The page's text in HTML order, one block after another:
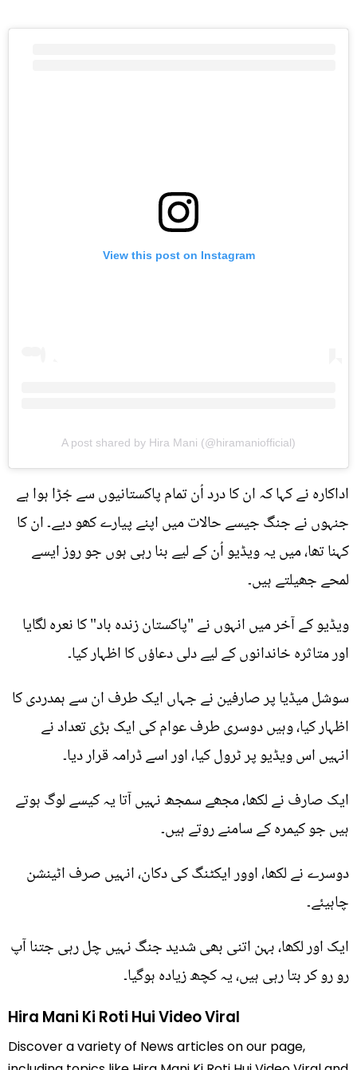
View this post on Instagram
A post shared by Hira Mani (@hiramaniofficial)
اداکارہ نے کہا کہ ان کا درد اُن تمام پاکستانیوں سے جُڑا ہوا ہے
جنہوں نے جنگ جیسے حالات میں اپنے پیارے کھو دیے۔ ان کا
کہنا تھا، میں یہ ویڈیو اُن کے لیے بنا رہی ہوں جو روز ایسے
لمحے جھیلتے ہیں۔
ویڈیو کے آخر میں انہوں نے "پاکستان زندہ باد" کا نعرہ لگایا
اور متاثرہ خاندانوں کے لیے دلی دعاؤں کا اظہار کیا۔
سوشل میڈیا پر صارفین نے جہاں ایک طرف ان سے ہمدردی کا
اظہار کیا، وہیں دوسری طرف عوام کی ایک بڑی تعداد نے
انہیں اس ویڈیو پر ٹرول کیا، اور اسے ڈرامہ قرار دیا۔
ایک صارف نے لکھا، مجھے سمجھ نہیں آتا یہ کیسے لوگ ہوتے
ہیں جو کیمرہ کے سامنے روتے ہیں۔
دوسرے نے لکھا، اوور ایکٹنگ کی دکان، انہیں صرف اٹینشن
چاہیئے۔
ایک اور لکھا، بہن اتنی بھی شدید جنگ نہیں چل رہی جتنا آپ
رو رو کر بتا رہی ہیں، یہ کچھ زیادہ ہوگیا۔
Hira Mani Ki Roti Hui Video Viral
Discover a variety of News articles on our page,